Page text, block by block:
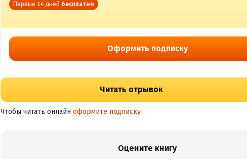
Первые 14 дней бесплатно
Оформить подписку
Читать отрывок
Чтобы читать онлайн оформите подписку
Оцените книгу